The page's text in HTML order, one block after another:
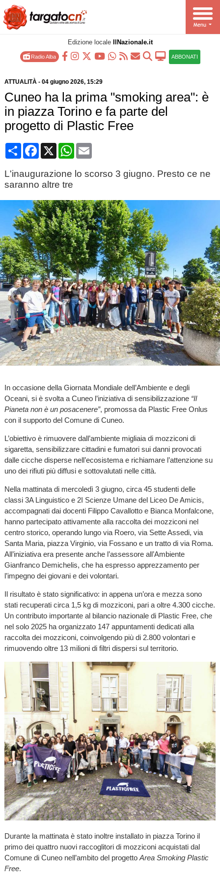
Edizione locale IlNazionale.it
Radio Alba ABBONATI
ATTUALITÀ- 04 giugno 2026, 15:29
Cuneo ha la prima "smoking area": è
in piazza Torino e fa parte del
progetto di Plastic Free
CondividiFacebook
X WhatsApp
Email
L'inaugurazione lo scorso 3 giugno. Presto ce ne
saranno altre tre
In occasione della Giornata Mondiale dell’Ambiente e degli
Oceani, si è svolta a Cuneo l’iniziativa di sensibilizzazione “Il
Pianeta non è un posacenere”, promossa da Plastic Free Onlus
con il supporto del Comune di Cuneo.
L’obiettivo è rimuovere dall’ambiente migliaia di mozziconi di
sigaretta, sensibilizzare cittadini e fumatori sui danni provocati
dalle cicche disperse nell’ecosistema e richiamare l’attenzione su
uno dei rifiuti più diffusi e sottovalutati nelle città.
Nella mattinata di mercoledì 3 giugno, circa 45 studenti delle
classi 3A Linguistico e 2I Scienze Umane del Liceo De Amicis,
accompagnati dai docenti Filippo Cavallotto e Bianca Monfalcone,
hanno partecipato attivamente alla raccolta dei mozziconi nel
centro storico, operando lungo via Roero, via Sette Assedi, via
Santa Maria, piazza Virginio, via Fossano e un tratto di via Roma.
All’iniziativa era presente anche l’assessore all’Ambiente
Gianfranco Demichelis, che ha espresso apprezzamento per
l’impegno dei giovani e dei volontari.
Il risultato è stato significativo: in appena un’ora e mezza sono
stati recuperati circa 1,5 kg di mozziconi, pari a oltre 4.300 cicche.
Un contributo importante al bilancio nazionale di Plastic Free, che
nel solo 2025 ha organizzato 147 appuntamenti dedicati alla
raccolta dei mozziconi, coinvolgendo più di 2.800 volontari e
rimuovendo oltre 13 milioni di filtri dispersi sul territorio.
Durante la mattinata è stato inoltre installato in piazza Torino il
primo dei quattro nuovi raccoglitori di mozziconi acquistati dal
Comune di Cuneo nell’ambito del progetto Area Smoking Plastic
Free.